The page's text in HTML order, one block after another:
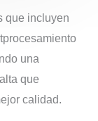
que incluyen
una
que
calidad.